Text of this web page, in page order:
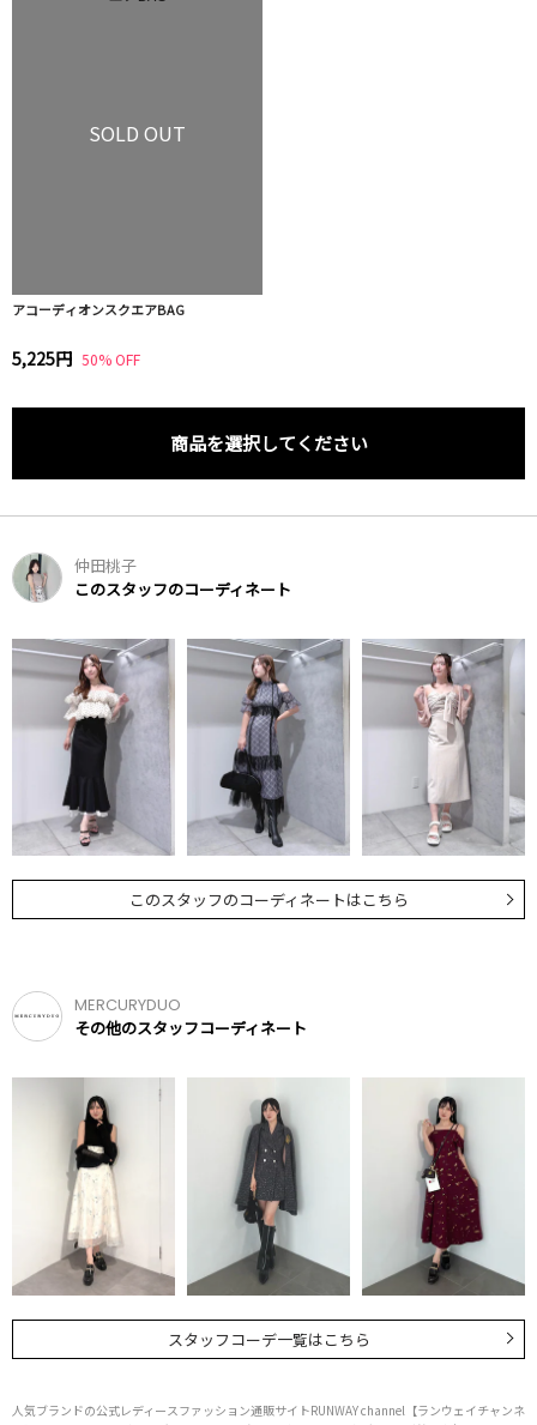
SOLD OUT
アコーディオンスクエアBAG
5,225円 50% OFF
商品を選択してください
仲田桃子
このスタッフのコーディネート
このスタッフのコーディネートはこちら
MERCURYDUO
その他のスタッフコーディネート
スタッフコーデ一覧はこちら
人気ブランドの公式レディースファッション通販サイトRUNWAY channel【ランウェイチャンネ